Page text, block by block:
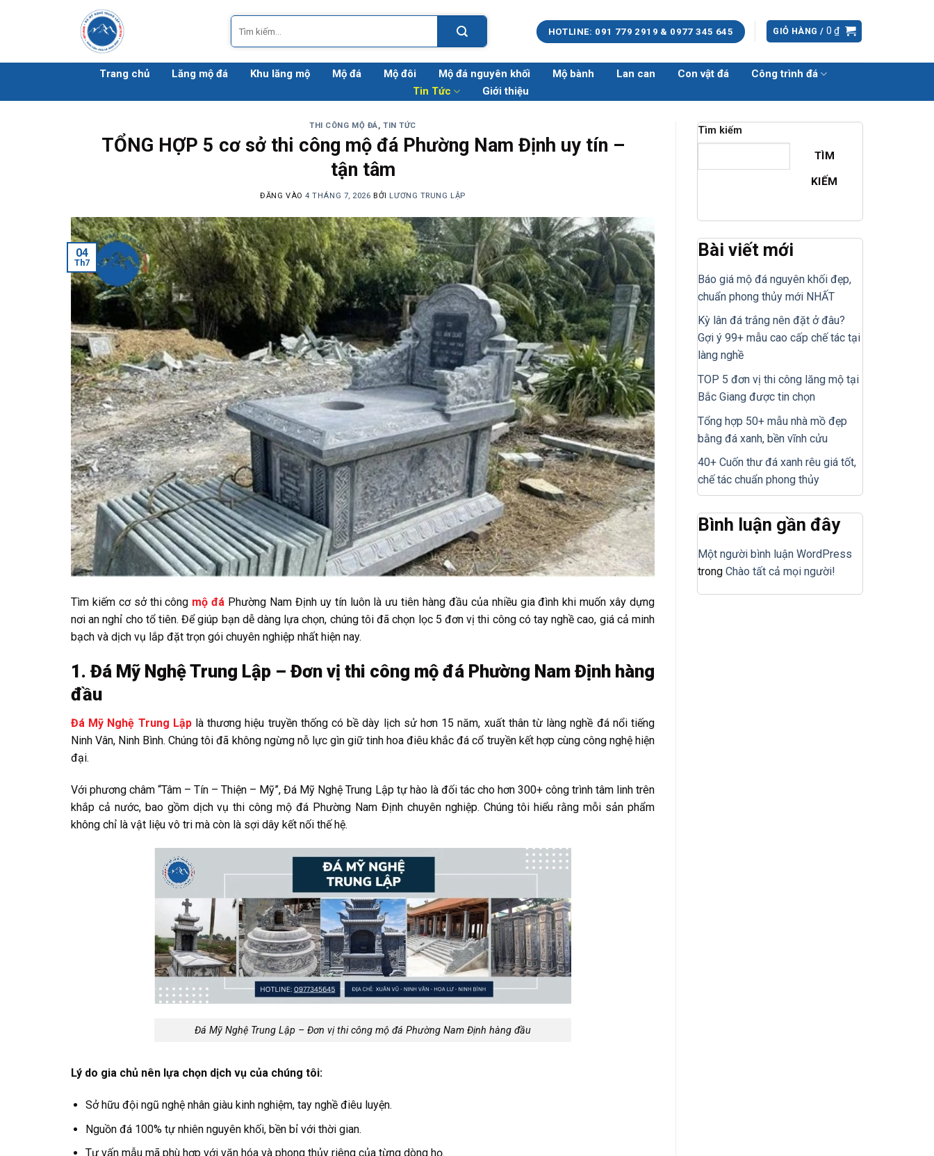
dung
Tìm
kiếm:
HOTLINE: 091 779 2919 & 0977 345 645 GIỎ HÀNG / 0₫
Trang chủ Lăng mộ đá Khu lăng mộ Mộ đá Mộ đôi Mộ đá nguyên khối Mộ bành Lan can Con vật đá
Công trình đá
Tin Tức
Giới thiệu
THI CÔNG MỘ ĐÁ,TIN TỨC
TỔNG HỢP 5 cơ sở thi công mộ đá Phường Nam Định uy tín –
tận tâm
ĐĂNG VÀO4 THÁNG 7, 2026 BỞI LƯƠNG TRUNG LẬP
04
Th7
Tìm kiếm cơ sở thi công mộ đá Phường Nam Định uy tín luôn là ưu tiên hàng đầu của nhiều gia đình khi muốn xây dựng
nơi an nghỉ cho tổ tiên. Để giúp bạn dễ dàng lựa chọn, chúng tôi đã chọn lọc 5 đơn vị thi công có tay nghề cao, giá cả minh
bạch và dịch vụ lắp đặt trọn gói chuyên nghiệp nhất hiện nay.
1. Đá Mỹ Nghệ Trung Lập – Đơn vị thi công mộ đá Phường Nam Định hàng
đầu
Đá Mỹ Nghệ Trung Lậplà thương hiệu truyền thống có bề dày lịch sử hơn 15 năm, xuất thân từ làng nghề đá nổi tiếng
Ninh Vân, Ninh Bình. Chúng tôi đã không ngừng nỗ lực gìn giữ tinh hoa điêu khắc đá cổ truyền kết hợp cùng công nghệ hiện
đại.
Với phương châm “Tâm – Tín – Thiện – Mỹ”, Đá Mỹ Nghệ Trung Lập tự hào là đối tác cho hơn 300+ công trình tâm linh trên
khắp cả nước, bao gồm dịch vụ thi công mộ đá Phường Nam Định chuyên nghiệp. Chúng tôi hiểu rằng mỗi sản phẩm
không chỉ là vật liệu vô tri mà còn là sợi dây kết nối thế hệ.
Đá Mỹ Nghệ Trung Lập – Đơn vị thi công mộ đá Phường Nam Định hàng đầu
Lý do gia chủ nên lựa chọn dịch vụ của chúng tôi:
Sở hữu đội ngũ nghệ nhân giàu kinh nghiệm, tay nghề điêu luyện.
Nguồn đá 100% tự nhiên nguyên khối, bền bỉ với thời gian.
Tư vấn mẫu mã phù hợp với văn hóa và phong thủy riêng của từng dòng họ.
Tìm kiếm
TÌM
KIẾM
Bài viết mới
Báo giá mộ đá nguyên khối đẹp,
chuẩn phong thủy mới NHẤT
Kỳ lân đá trắng nên đặt ở đâu?
Gợi ý 99+ mẫu cao cấp chế tác tại
làng nghề
TOP 5 đơn vị thi công lăng mộ tại
Bắc Giang được tin chọn
Tổng hợp 50+ mẫu nhà mồ đẹp
bằng đá xanh, bền vĩnh cửu
40+ Cuốn thư đá xanh rêu giá tốt,
chế tác chuẩn phong thủy
Bình luận gần đây
Một người bình luận WordPress
trong Chào tất cả mọi người!